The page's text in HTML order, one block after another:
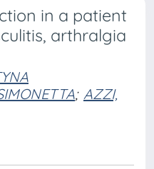
in a patient
arthralgia
; AZZI,